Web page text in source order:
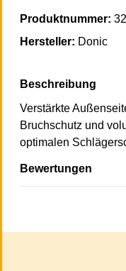
Produktnummer:
Hersteller: Donic
Beschreibung
Verstärkte
Bruchschutz und
optimalen
Bewertungen